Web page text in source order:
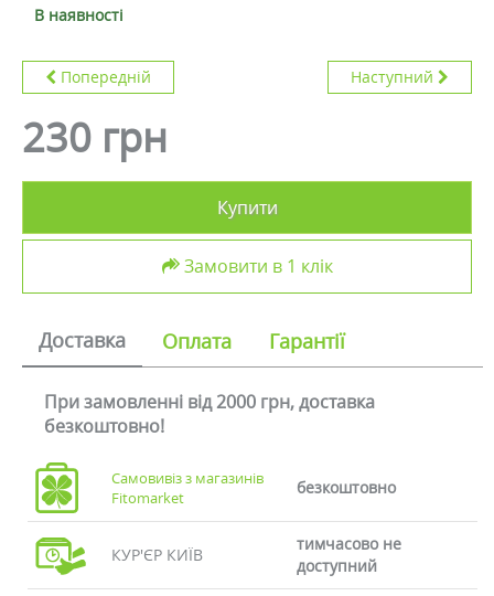
В наявності
Попередній Наступний
230 грн
Купити
Замовити в 1 клік
Доставка Оплата Гарантії
При замовленні від 2000 грн, доставка
безкоштовно!
Самовивіз з магазинів
Fitomarket
безкоштовно
КУР'ЄР КИЇВ
тимчасово не
доступний